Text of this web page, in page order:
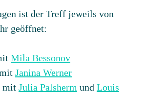
ist der Treff jeweils von
geöffnet:
Mila Bessonov
Janina Werner
mit Julia Palsherm und Louis